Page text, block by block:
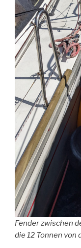
Fender zwischen
die 12 Tonnen von